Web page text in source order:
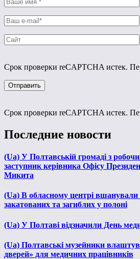
Срок проверки reCAPTCHA истек.
Срок проверки reCAPTCHA истек.
Последние новости
(Ua) У Полтавській громаді з
заступник керівника Офісу
Микита
(Ua) В обласному центрі вшанували
закатованих та загиблих у полоні
(Ua) У Полтаві відзначили День
(Ua) Полтавські музейники
дверей» для медичних працівників